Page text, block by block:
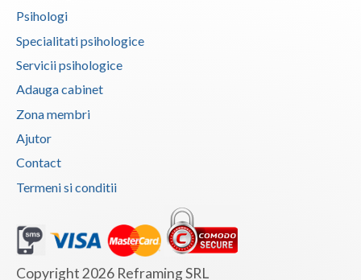
Vaslui
Vrancea
Psihologi
Specialitati psihologice
Servicii psihologice
Adauga cabinet
Zona membri
Ajutor
Contact
Termeni si conditii
Copyright 2026 Reframing SRL